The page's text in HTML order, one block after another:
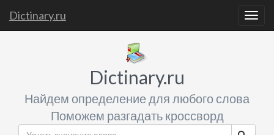
Dictinary.ru
Dictinary.ru
Найдем определение для любого слова
Поможем разгадать кроссворд